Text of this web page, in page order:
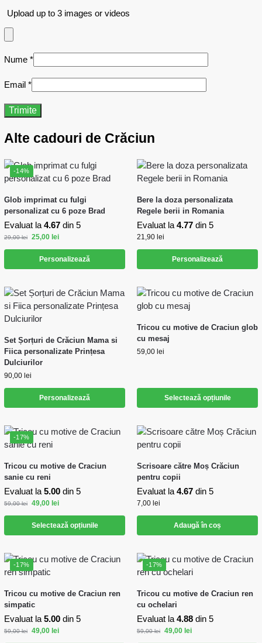
Upload up to 3 images or videos
Nume *
Email *
Alte cadouri de Crăciun
-14%
Glob imprimat cu fulgi
personalizat cu 6 poze Brad
Evaluat la 4.67 din 5
29,00lei 25,00 lei
Personalizează
Bere la doza personalizata
Regele berii in Romania
Evaluat la 4.77 din 5
21,90 lei
Personalizează
Set Șorțuri de Crăciun Mama si
Fiica personalizate Prințesa
Dulciurilor
90,00 lei
Personalizează
Tricou cu motive de Craciun glob
cu mesaj
59,00 lei
Selectează opțiunile
-17%
Tricou cu motive de Craciun
sanie cu reni
Evaluat la 5.00 din 5
59,00lei 49,00 lei
Selectează opțiunile
Scrisoare către Moș Crăciun
pentru copii
Evaluat la 4.67 din 5
7,00 lei
Adaugă în coș
-17%
Tricou cu motive de Craciun ren
simpatic
Evaluat la 5.00 din 5
59,00lei 49,00 lei
-17%
Tricou cu motive de Craciun ren
cu ochelari
Evaluat la 4.88 din 5
59,00lei 49,00 lei